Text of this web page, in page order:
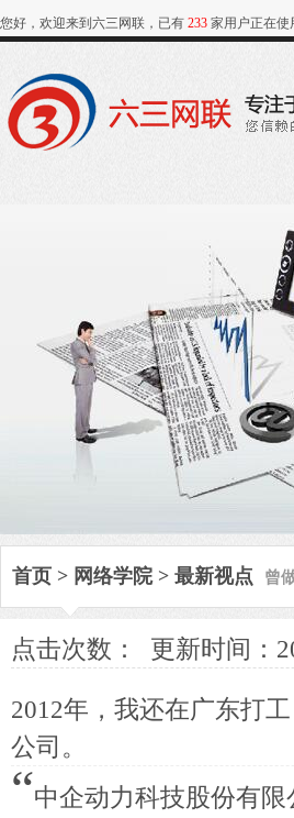
您好，欢迎来到六三网联，已有 233 家用户正在使
首页 > 网络学院> 最新视点 曾
点击次数： 更新时间：
2012年，我还在广东打
公司。
“中企动力科技股份有